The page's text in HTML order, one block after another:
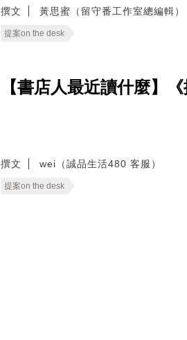
撰文 黃思蜜（留守番工作室總編輯）
提案on the desk
【書店人最近讀什麼】
撰文 wei（誠品生活480 客服）
提案on the desk